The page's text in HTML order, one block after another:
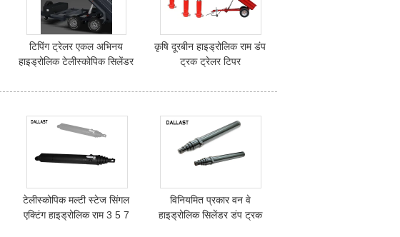
टिपिंग ट्रेलर एकल अभिनय
हाइड्रोलिक टेलीस्कोपिक सिलेंडर
स्टेज 6 स्टेज
कृषि दूरबीन हाइड्रोलिक राम डंप
ट्रक ट्रेलर टिपर
टेलीस्कोपिक मल्टी स्टेज सिंगल
एक्टिंग हाइड्रोलिक राम 3 5 7
विनियमित प्रकार वन वे
हाइड्रोलिक सिलेंडर डंप ट्रक